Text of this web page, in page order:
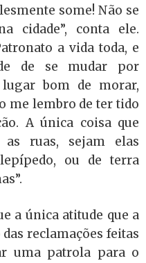
some! Não se
cidade”, conta ele.
a vida toda, e
de se mudar por
bom de morar,
me lembro de ter tido
A única coisa que
as ruas, sejam elas
ou de terra
a única atitude que a
reclamações feitas
uma patrola para o